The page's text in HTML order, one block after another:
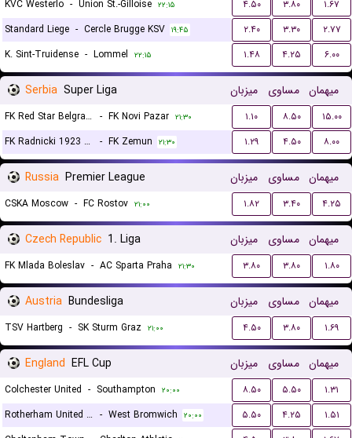
KVC Westerlo - Union St.-Gilloise ۲۲:۱۵ ۴.۵۰ ۳.۸۰
۱.۶۷
Standard Liege - Cercle Brugge KSV ۱۹:۴۵ ۲.۴۰ ۳.۳۰
۲.۷۷
K. Sint-Truidense - Lommel ۲۲:۱۵ ۱.۴۸ ۴.۲۵ ۶.۰۰
Serbia Super Liga میزبان مساوی میهمان
FK Red Star Belgrade (Crvena Zvezda) - FK Novi Pazar ۲۱:۳۰ ۱.۱۰ ۸.۵۰
۱۵.۰۰
FK Radnicki 1923 Kragujevac
- FK Zemun ۲۱:۳۰ ۱.۲۹ ۴.۵۰ ۸.۰۰
Russia Premier League میزبان مساوی میهمان
CSKA Moscow - FC Rostov ۲۱:۰۰ ۱.۸۲ ۳.۴۰ ۴.۲۵
Czech Republic 1. Liga میزبان مساوی میهمان
FK Mlada Boleslav - AC Sparta Praha ۲۱:۳۰ ۳.۸۰ ۳.۸۰ ۱.۸۰
Austria Bundesliga میزبان مساوی میهمان
TSV Hartberg - SK Sturm Graz ۲۱:۰۰ ۴.۵۰ ۳.۸۰ ۱.۶۹
England EFL Cup میزبان مساوی میهمان
Colchester United - Southampton ۲۰:۰۰ ۸.۵۰ ۵.۵۰
۱.۳۱
Rotherham United FC - West Bromwich ۲۰:۰۰ ۵.۵۰ ۴.۲۵
۱.۵۱